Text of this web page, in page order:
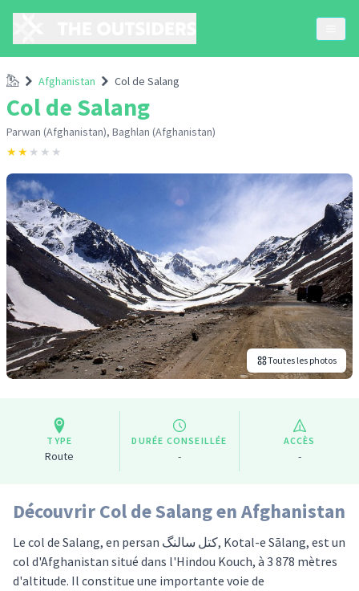
AccueilAfghanistan Col de Salang
Col de Salang
Parwan (Afghanistan), Baghlan (Afghanistan)
★★ ★ ★ ★
Toutes les photos
TYPE
Route
DURÉE CONSEILLÉE
-
ACCÈS
-
Découvrir Col de Salang en Afghanistan
Le col de Salang, en persan كتل سالنگ, Kotal-e Sālang, est un
col d'Afghanistan situé dans l'Hindou Kouch, à 3 878 mètres
d'altitude. Il constitue une importante voie de